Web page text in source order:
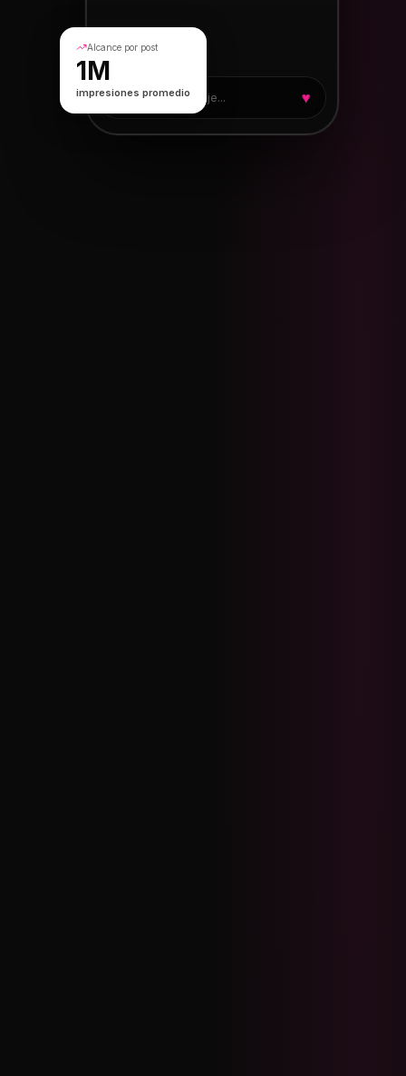
Escribe un mensaje... ♥
Alcance por post
1M
impresiones promedio